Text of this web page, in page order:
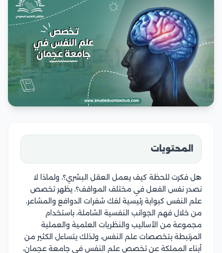
المحتويات
هل فكرت للحظة كيف يعمل العقل البشري؟، ولماذا لا
نصدر نفس الفعل في مختلف المواقف؟، يظهر تخصص
علم النفس كبوابة رئيسية لفك شفرات الدوافع والمشاعر،
من خلال فهم الجوانب النفسية الشاملة، باستخدام
مجموعة من الأساليب والنظريات العلمية والعملية
المرتبطة بتخصصات علم النفس، ولذلك يتساءل الكثير من
أبناء المملكة عن تخصص علم النفس في جامعة عجمان،